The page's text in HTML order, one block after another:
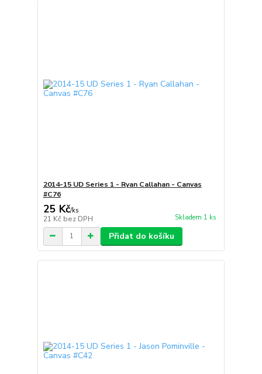
2014-15 UD Series 1 - Ryan Callahan - Canvas
#C76
25 Kč/ks
21 Kč bez DPH Skladem 1 ks
Přidat do košíku